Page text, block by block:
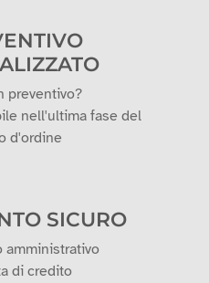
preventivo?
nell'ultima fase del
d'ordine
SICURO
amministrativo
di credito